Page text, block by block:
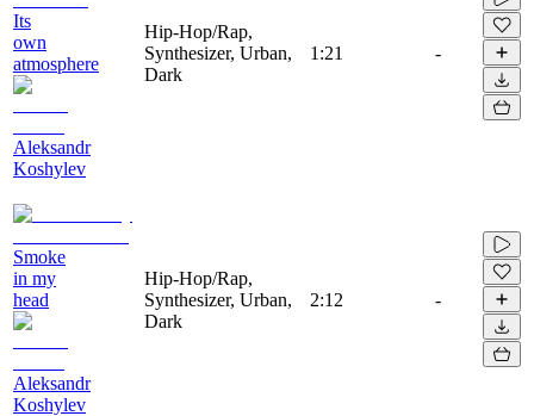
Its
own
atmosphere
Aleksandr
Koshylev
Hip-Hop/Rap,
Synthesizer, Urban,
Dark
1:21 -
Smoke
in my
head
Aleksandr
Koshylev
Hip-Hop/Rap,
Synthesizer, Urban,
Dark
2:12 -